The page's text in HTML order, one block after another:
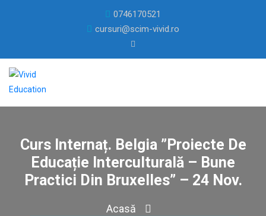
0746170521
cursuri@scim-vivid.ro
Curs Internaț. Belgia ”Proiecte De
Educație Interculturală – Bune
Practici Din Bruxelles” – 24 Nov.
Acasă